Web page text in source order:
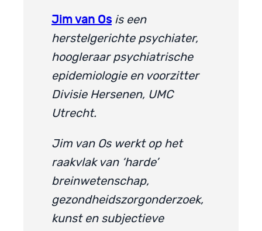
Jim van Os is een
herstelgerichte psychiater,
hoogleraar psychiatrische
epidemiologie en voorzitter
Divisie Hersenen, UMC
Utrecht.
Jim van Os werkt op het
raakvlak van ‘harde’
breinwetenschap,
gezondheidszorgonderzoek,
kunst en subjectieve